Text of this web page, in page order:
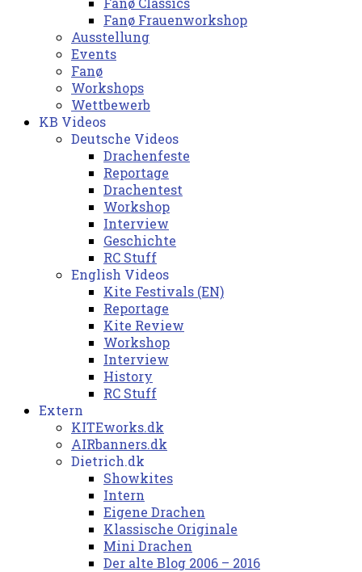
Fanø Frauenworkshop
Ausstellung
Events
Fanø
Workshops
Wettbewerb
KB Videos
Deutsche Videos
Drachenfeste
Reportage
Drachentest
Workshop
Interview
Geschichte
RC Stuff
English Videos
Kite Festivals (EN)
Reportage
Kite Review
Workshop
Interview
History
RC Stuff
Extern
KITEworks.dk
AIRbanners.dk
Dietrich.dk
Showkites
Intern
Eigene Drachen
Klassische Originale
Mini Drachen
Der alte Blog 2006 – 2016